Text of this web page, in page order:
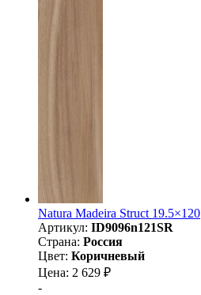
Natura Madeira Struct 19.5×120
Артикул: ID9096n121SR
Страна: Россия
Цвет: Коричневый
Цена: 2 629 ₽
-